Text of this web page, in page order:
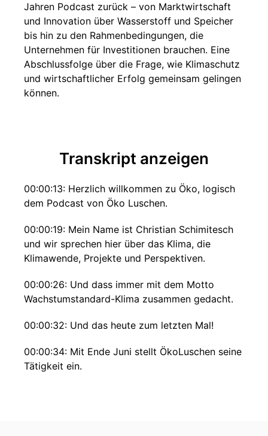
Jahren Podcast zurück – von Marktwirtschaft
und Innovation über Wasserstoff und Speicher
bis hin zu den Rahmenbedingungen, die
Unternehmen für Investitionen brauchen. Eine
Abschlussfolge über die Frage, wie Klimaschutz
und wirtschaftlicher Erfolg gemeinsam gelingen
können.
Transkript anzeigen
00:00:13: Herzlich willkommen zu Öko, logisch
dem Podcast von Öko Luschen.
00:00:19: Mein Name ist Christian Schimitesch
und wir sprechen hier über das Klima, die
Klimawende, Projekte und Perspektiven.
00:00:26: Und dass immer mit dem Motto
Wachstumstandard-Klima zusammen gedacht.
00:00:32: Und das heute zum letzten Mal!
00:00:34: Mit Ende Juni stellt ÖkoLuschen seine
Tätigkeit ein.